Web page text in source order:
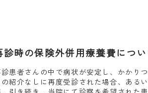
診時の保険外併用療養費につい
診患者さんの中で病状が安定し、かかり
の紹介なしに再度受診された場合、ある